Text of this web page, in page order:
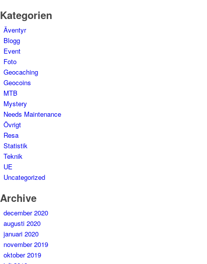
Kategorien
Äventyr
Blogg
Event
Foto
Geocaching
Geocoins
MTB
Mystery
Needs Maintenance
Övrigt
Resa
Statistik
Teknik
UE
Uncategorized
Archive
december 2020
augusti 2020
januari 2020
november 2019
oktober 2019